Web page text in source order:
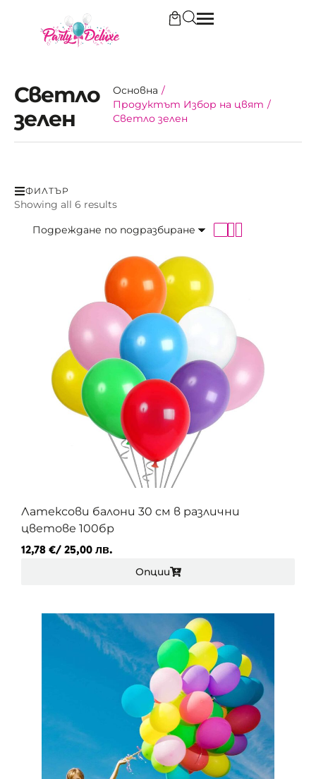
Светло
зелен
Основна /
Продуктът Избор на цвят /
Светло зелен
ФИЛТЪР
Showing all 6 results
Латексови балони 30 см в различни
цветове 100бр
12,78 €/ 25,00 лв.
Опции